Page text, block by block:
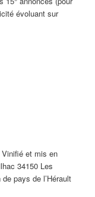
évoluant sur
Vinifié et mis en
34150 Les
pays de l’Hérault